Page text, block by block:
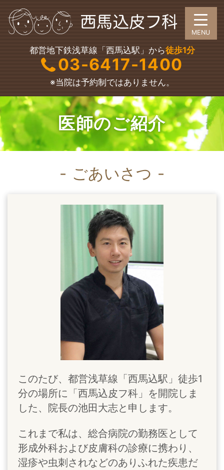
都営地下鉄浅草線「西馬込駅」から徒歩1分
03-6417-1400
※当院は予約制ではありません。
医師のご紹介
ごあいさつ
このたび、都営浅草線「西馬込駅」徒歩1
分の場所に「西馬込皮フ科」を開院しま
した、院長の池田大志と申します。
これまで私は、総合病院の勤務医として
形成外科および皮膚科の診療に携わり、
湿疹や虫刺されなどのありふれた疾患だ